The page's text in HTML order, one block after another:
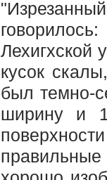
Лехигхской
кусок
был темно-
ширину и